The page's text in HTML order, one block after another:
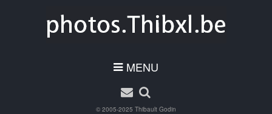
MENU
© 2005-2025 Thibault Godin